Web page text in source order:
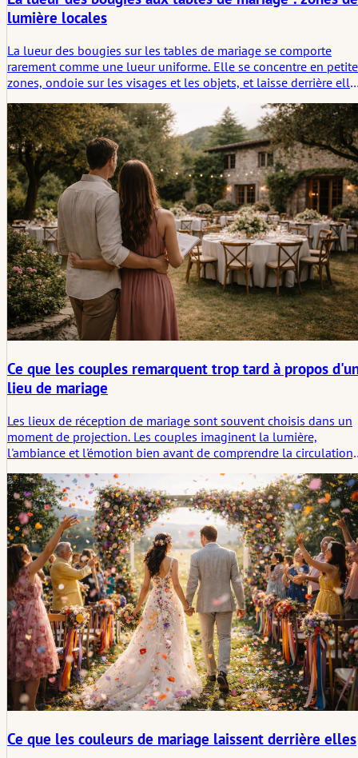
lumière locales
La lueur des bougies sur les tables de mariage se comporte
rarement comme une lueur uniforme. Elle se concentre en
zones, ondoie sur les visages et les objets, et laisse derrière elle
pourrait jamais un éclairage uniforme.
Ce que les couples remarquent trop tard à propos
lieu de mariage
Les lieux de réception de mariage sont souvent choisis dans un
moment de projection. Les couples imaginent la lumière,
l'ambiance et l'émotion bien avant de comprendre la circulation,
journée. Cet article se penche sur ce que les couples remarquent
souvent trop tard concernant un lieu de réception, et pourquoi
les attentes et la réalité commencent à se séparer plus tôt que
plupart des gens ne le pensent.
Ce que les couleurs de mariage laissent derrière elles